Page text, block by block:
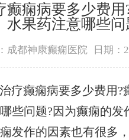
癫痫病要多少费
水果药注意哪些问
成都神康癫痫医院 日期：
疗癫痫病要多少费用?
些问题?因为癫痫的发
发作的因素也有很多